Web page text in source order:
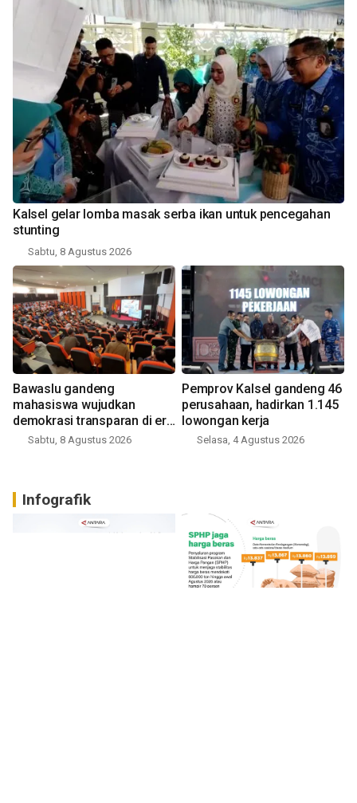
Kalsel gelar lomba masak serba ikan untuk pencegahan
stunting
Sabtu, 8 Agustus 2026
Bawaslu gandeng
mahasiswa wujudkan
demokrasi transparan di era
digital
Sabtu, 8 Agustus 2026
Pemprov Kalsel gandeng 46
perusahaan, hadirkan 1.145
lowongan kerja
Selasa, 4 Agustus 2026
Infografik